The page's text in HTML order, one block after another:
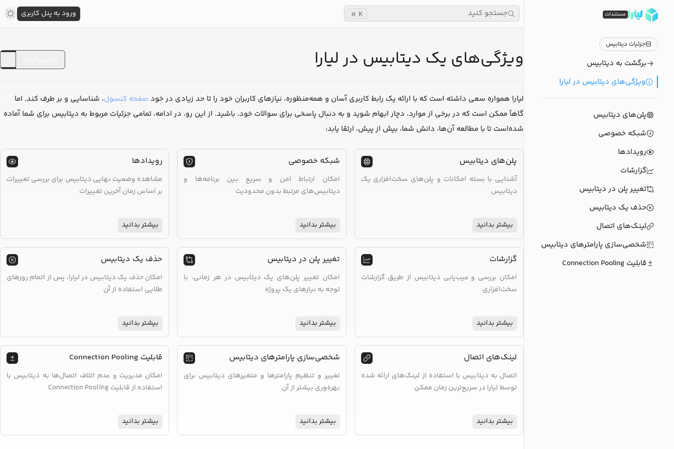
مستندات
جزئیات دیتابیس
برگشت به دیتابیس
ویژگی‌های دیتابیس در لیارا
پلن‌های دیتابیس
شبکه خصوصی
رویدادها
گزارشات
تغییر پلن در دیتابیس
حذف یک دیتابیس
لینک‌های اتصال
شخصی‌سازی پارامترهای دیتابیس
قابلیت Connection Pooling
ویژگی‌های یک دیتابیس در لیارا
لیارا همواره سعی داشته است که با ارائه یک رابط کاربری آسان و همه‌منظوره، نیازهای کاربران خود را تا حد زیادی در خود صفحه کنسول، شناسایی و بر طرف کند. اما
گاهاً ممکن است که در برخی از موارد، دچار ابهام شوید و به دنبال پاسخی برای سوالات خود، باشید. از این رو، در ادامه، تمامی جزئیات مربوط به دیتابیس برای شما آماده
شده‌است تا با مطالعه آن‌ها، دانش شما، بیش از پیش، ارتقا یابد:
پلن‌های دیتابیس
آشنایی با بسته امکانات و پلن‌های سخت‌افزاری یک
دیتابیس
بیشتر بدانید
شبکه خصوصی
امکان ارتباط امن و سریع بین برنامه‌ها و
دیتابیس‌های مرتبط بدون محدودیت
بیشتر بدانید
رویدادها
مشاهده وضعیت نهایی دیتابیس برای بررسی تغییرات
بر اساس زمان آخرین تغییرات
بیشتر بدانید
گزارشات
امکان بررسی و عیب‌یابی دیتابیس از طریق گزارشات
سخت‌افزاری
بیشتر بدانید
تغییر پلن در دیتابیس
امکان تغییر پلن‌های یک دیتابیس در هر زمانی، با
توجه به نیازهای یک پروژه
بیشتر بدانید
حذف یک دیتابیس
امکان حذف یک دیتابیس در لیارا، پس از اتمام روزهای
طلایی استفاده از آن
بیشتر بدانید
لینک‌های اتصال
اتصال به دیتابیس با استفاده از لینک‌های ارائه شده
توسط لیارا در سریع‌ترین زمان ممکن
بیشتر بدانید
شخصی‌سازی پارامترهای دیتابیس
تغییر و تنظیم پارامترها و متغیرهای دیتابیس برای
بهره‌وری بیشتر از آن
بیشتر بدانید
قابلیت Connection Pooling
امکان مدیریت و عدم اتلاف اتصال‌ها به دیتابیس با
استفاده از قابلیت Connection Pooling
بیشتر بدانید
جستجو کنید K
⌘ ورود به پنل کاربری